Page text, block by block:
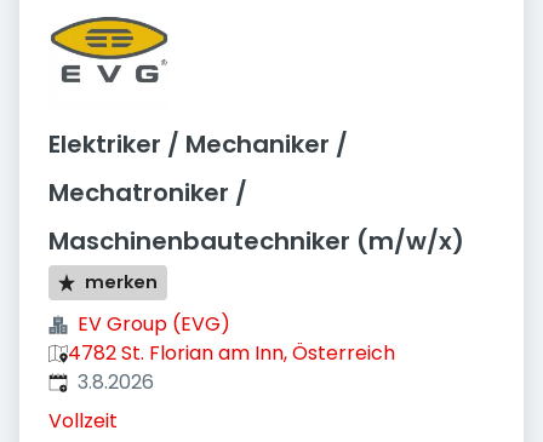
Elektriker / Mechaniker /
Mechatroniker /
Maschinenbautechniker (m/w/x)
merken
EV Group (EVG)
4782 St. Florian am Inn, Österreich
Veröffentlicht
3.8.2026
Vollzeit